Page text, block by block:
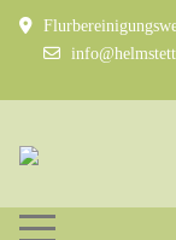
Mobile Menu Toggle